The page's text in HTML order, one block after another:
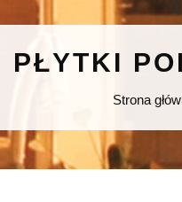
PŁYTKI
Strona